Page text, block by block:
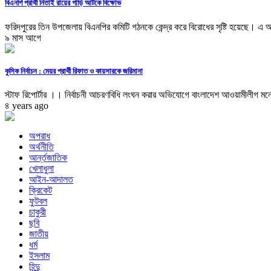
বিএনপি প্রার্থী নিতাই রায়ের গাড়ি আটকে বিক্ষোভ
ফরিদপুরের তিন উপজেলায় বিএনপির কমিটি গঠনকে কেন্দ্র করে বিরোধের সৃষ্টি হয়েছে। এ
৯ মাস আগে
কুসিক নির্বাচন : মেয়র প্রার্থী রিফাত ও কায়সারকে জরিমানা
স্টাফ রিপোর্টার ।। নির্বাচনী আচরণবিধি লংঘন করার অভিযোগে বাংলাদেশ আওয়ামীলীগ
৪ years ago
অপরাধ
অর্থনীতি
আর্ন্তজাতিক
খেলাধুলা
আইন-আদালত
ক্রিকেট
ফুটবল
চাকুরী
ছবি
জাতীয়
ধর্ম
ইসলাম
হিন্দু